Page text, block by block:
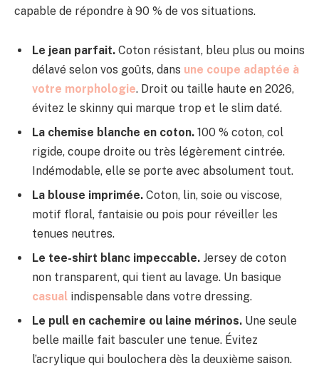
capable de répondre à 90 % de vos situations.
Le jean parfait. Coton résistant, bleu plus ou moins
délavé selon vos goûts, dans une coupe adaptée à
votre morphologie. Droit ou taille haute en 2026,
évitez le skinny qui marque trop et le slim daté.
La chemise blanche en coton. 100 % coton, col
rigide, coupe droite ou très légèrement cintrée.
Indémodable, elle se porte avec absolument tout.
La blouse imprimée. Coton, lin, soie ou viscose,
motif floral, fantaisie ou pois pour réveiller les
tenues neutres.
Le tee-shirt blanc impeccable. Jersey de coton
non transparent, qui tient au lavage. Un basique
casual indispensable dans votre dressing.
Le pull en cachemire ou laine mérinos. Une seule
belle maille fait basculer une tenue. Évitez
l’acrylique qui boulochera dès la deuxième saison.